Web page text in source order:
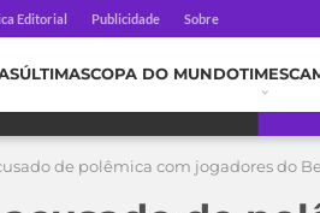
Editorial Publicidade Sobre
ÚLTIMASCOPA DO MUNDOTIMES
de polêmica com jogadores do